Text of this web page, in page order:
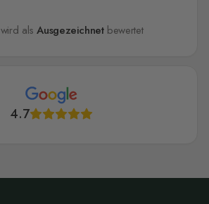
wird alsAusgezeichnetbewertet
4.7